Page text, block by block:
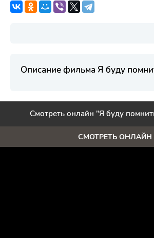
Описание фильма Я буду
Смотреть онлайн "Я буду
СМОТРЕТЬ ОНЛАЙН